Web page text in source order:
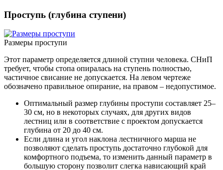
Проступь (глубина ступени)
Размеры проступи
Этот параметр определяется длиной ступни человека. СНиП
требует, чтобы стопа опиралась на ступень полностью,
частичное свисание не допускается. На левом чертеже
обозначено правильное опирание, на правом – недопустимое.
Оптимальный размер глубины проступи составляет 25–
30 см, но в некоторых случаях, для других видов
лестниц или в соответствие с проектом допускается
глубина от 20 до 40 см.
Если длина и угол наклона лестничного марша не
позволяют сделать проступь достаточно глубокой для
комфортного подъема, то изменить данный параметр в
большую сторону позволит слегка нависающий край